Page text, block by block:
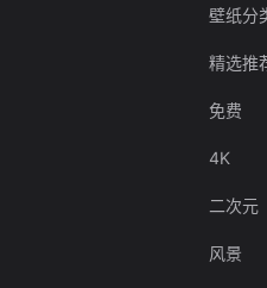
壁纸分
精选推
免费
4K
二次元
风景